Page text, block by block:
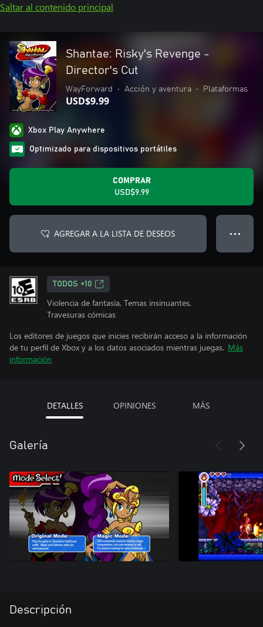
Saltar al contenido principal
Shantae: Risky's Revenge -
Director's Cut
WayForward • Acción y aventura • Plataformas
USD$9.99
Xbox Play Anywhere
Optimizado para dispositivos portátiles
COMPRAR
USD$9.99
AGREGAR A LA LISTA DE DESEOS ● ● ●
TODOS +10
Violencia de fantasía, Temas insinuantes,
Travesuras cómicas
Los editores de juegos que inicies recibirán acceso a la información
de tu perfil de Xbox y a los datos asociados mientras juegas. Más
información
DETALLES OPINIONES MÁS
Galería
Descripción